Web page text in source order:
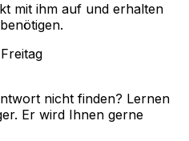
mit ihm auf und erhalten
nicht finden? Lernen
Er wird Ihnen gerne